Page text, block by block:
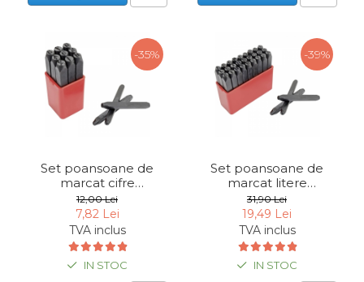
-35%
Set poansoane de
marcat cifre
Mannesmann 245-05, 5
mm, 9 piese
12,00 Lei
7,82 Lei
TVA inclus
IN STOC
-39%
Set poansoane de
marcat litere
Mannesmann 243-B-3,
3 mm, 27 piese
31,90 Lei
19,49 Lei
TVA inclus
IN STOC